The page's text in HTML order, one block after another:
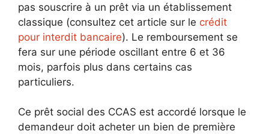
pas souscrire à un prêt via un établissement
classique (consultez cet article sur le crédit
pour interdit bancaire). Le remboursement se
fera sur une période oscillant entre 6 et 36
mois, parfois plus dans certains cas
particuliers.
Ce prêt social des CCAS est accordé lorsque le
demandeur doit acheter un bien de première